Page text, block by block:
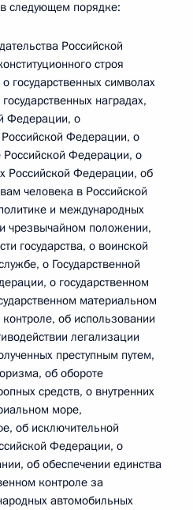
следующем порядке:
Российской
строя
государственных символах
наградах,
Федерации, о
Российской Федерации, о
Российской Федерации, о
Российской Федерации, об
человека в Российской
и международных
чрезвычайном положении,
государства, о воинской
о Государственной
о государственном
материальном
об использовании
легализации
преступным путем,
об обороте
средств, о внутренних
море,
об исключительной
Федерации, о
об обеспечении единства
контроле за
автомобильных